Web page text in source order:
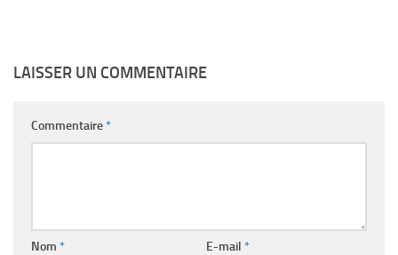
LAISSER UN COMMENTAIRE
Commentaire*
Nom * E-mail *